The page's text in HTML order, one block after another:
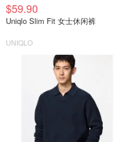
$59.90
Uniqlo Slim Fit 女士休闲裤
UNIQLO